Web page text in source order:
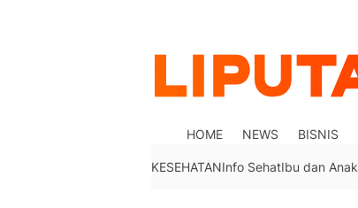
HOME NEWS BISNIS
KESEHATANInfo SehatIbu dan Anak